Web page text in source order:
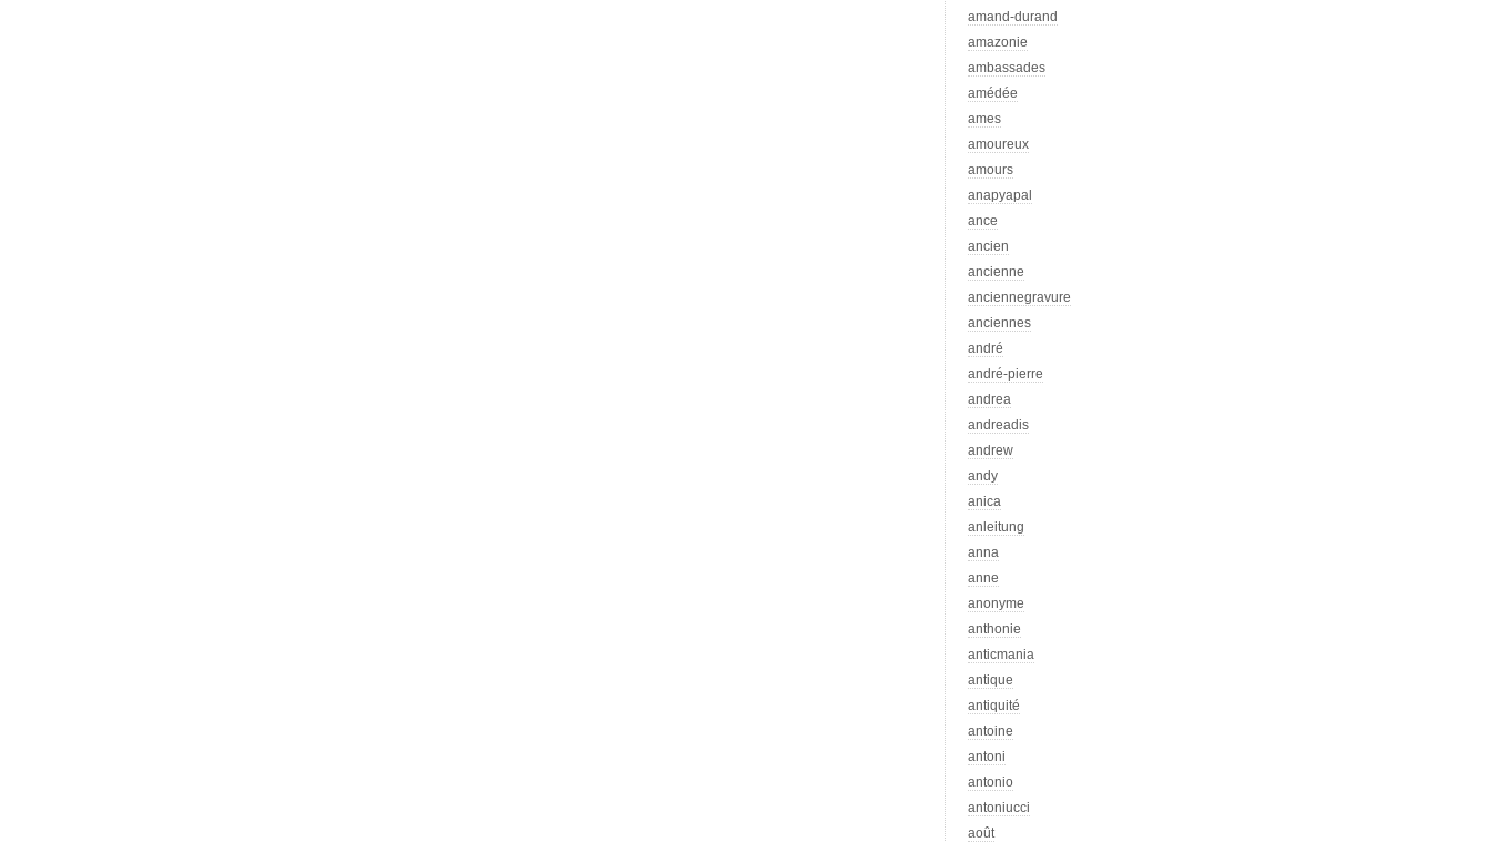
amand-durand
amazonie
ambassades
amédée
ames
amoureux
amours
anapyapal
ance
ancien
ancienne
anciennegravure
anciennes
andré
andré-pierre
andrea
andreadis
andrew
andy
anica
anleitung
anna
anne
anonyme
anthonie
anticmania
antique
antiquité
antoine
antoni
antonio
antoniucci
août